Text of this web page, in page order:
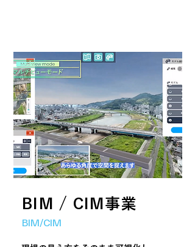
BIM / CIM事業
BIM/CIM